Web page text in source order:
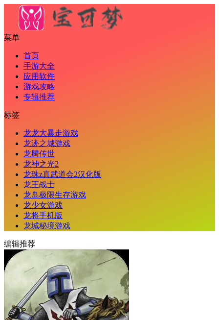
菜单
首页
手游大全
应用软件
游戏攻略
专辑推荐
标签
龙龙大暴走游戏
龙迹之城游戏
龙腾传世
龙神之光2
龙珠z真武道会2汉化版
龙王战士
龙岛极限生存游戏
龙少女游戏
龙将手机版
龙城秘境游戏
编辑推荐